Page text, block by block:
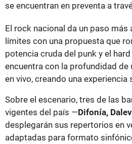
se encuentran en preventa a
El rock nacional da un paso más
límites con una propuesta que
potencia cruda del punk y el
encuentra con la profundidad de
en vivo, creando una experiencia
Sobre el escenario, tres de las
vigentes del país —Difonía,
desplegarán sus repertorios en
adaptadas para formato